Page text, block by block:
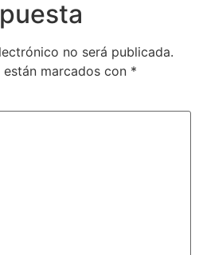
no será publicada.
marcados con *